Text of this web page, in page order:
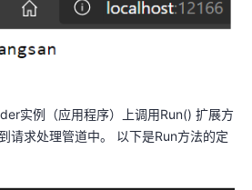
实例（应用程序）上调用Run() 扩展方
请求处理管道中。 以下是Run方法的定